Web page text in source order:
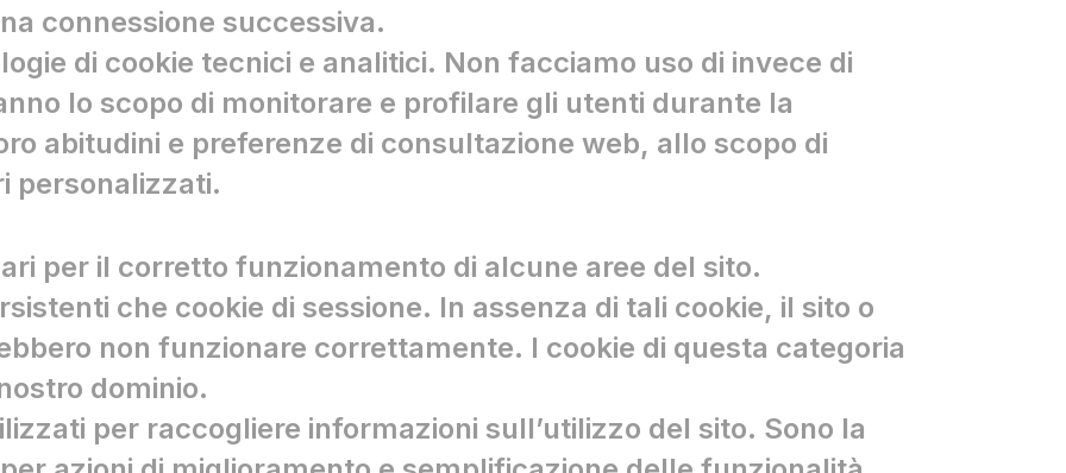
connessione successiva.
di cookie tecnici e analitici. Non facciamo uso di invece di
lo scopo di monitorare e profilare gli utenti durante la
abitudini e preferenze di consultazione web, allo scopo di
personalizzati.
per il corretto funzionamento di alcune aree del sito.
che cookie di sessione. In assenza di tali cookie, il sito o
non funzionare correttamente. I cookie di questa categoria
dominio.
per raccogliere informazioni sull’utilizzo del sito. Sono la